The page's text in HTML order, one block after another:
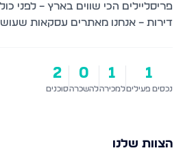
פריסליילים הכי שווים בארץ – לפני
דירות – אנחנו מאתרים עסקאות
1
נכסים פעילים
1
למכירה
0
להשכרה
2
סוכנים
הצוות שלנו